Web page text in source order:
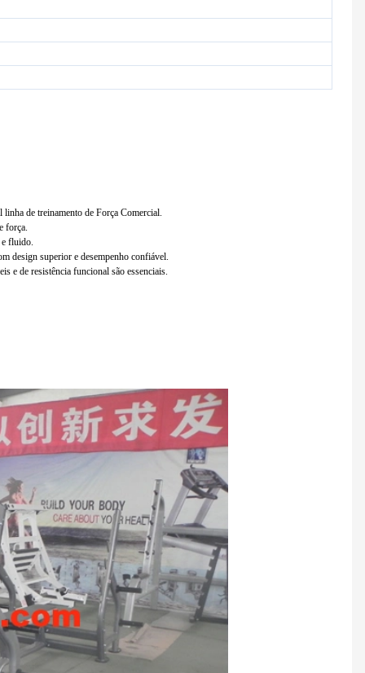
de treinamento de Força Comercial.
força.
e fluido.
design superior e desempenho confiável.
​​e de resistência funcional são essenciais.